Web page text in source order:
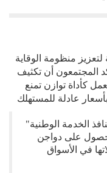
منظومة الوقاية
المجتمعون أن تكثيف
كأداة توازن تمنع
عادلة للمستهلك
الخدمة الوطنية"
على دواجن
في الأسواق